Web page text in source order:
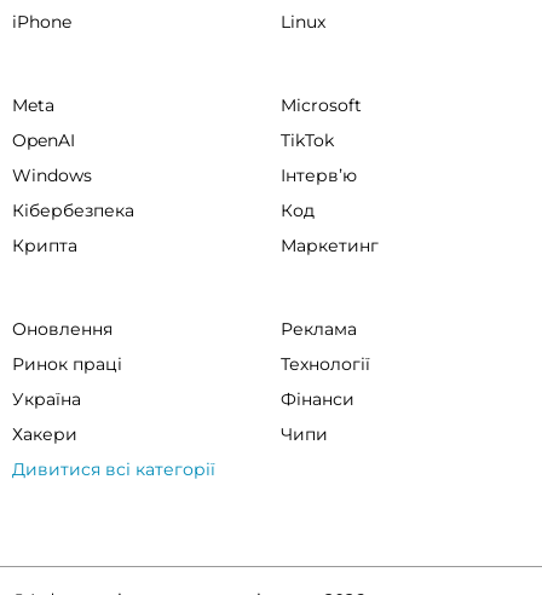
iPhone
Linux
Meta
Microsoft
OpenAI
TikTok
Windows
Інтервʼю
Кібербезпека
Код
Крипта
Маркетинг
Оновлення
Реклама
Ринок праці
Технології
Україна
Фінанси
Хакери
Чипи
Дивитися всі категорії